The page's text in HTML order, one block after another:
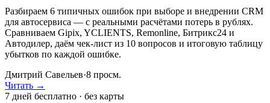
Разбираем 6 типичных ошибок при выборе и внедрении CRM
для автосервиса — с реальными расчётами потерь в рублях.
Сравниваем Gipix, YCLIENTS, Remonline, Битрикс24 и
Автодилер, даём чек-лист из 10 вопросов и итоговую таблицу
убытков по каждой ошибке.
Дмитрий Савельев·8 просм.
Читать →
7 дней бесплатно · без карты